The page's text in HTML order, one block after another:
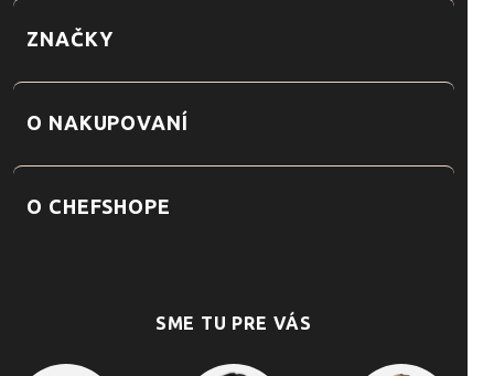
ZNAČKY
O NAKUPOVANÍ
O CHEFSHOPE
SME TU PRE VÁS